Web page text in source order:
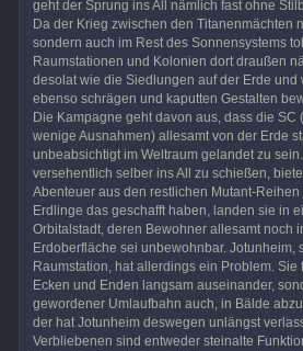
geht der Sprung ins All nämlich fast ohne
Da der Krieg zwischen den Titanenmächten
sondern auch im Rest des Sonnensystems
Raumstationen und Kolonien dort draußen
desolat wie die Siedlungen auf der Erde und
ebenso schrägen und kaputten Gestalten
Die Kampagne geht davon aus, dass die SC
wenige Ausnahmen) allesamt von der Erde
unbeabsichtigt im Weltraum gelandet zu
versehentlich selber ins All zu schießen,
Abenteuer aus den restlichen Mutant-
Erdlinge das geschafft haben, landen sie in
Orbitalstadt, deren Bewohner allesamt noch
Erdoberfläche sei unbewohnbar. Jotunheim,
Raumstation, hat allerdings ein Problem. Sie
Ecken und Enden langsam auseinander,
gewordener Umlaufbahn auch, in Bälde
der hat Jotunheim deswegen unlängst
Verbliebenen sind entweder steinalte